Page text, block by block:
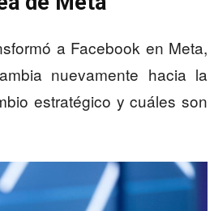
a Facebook en Meta,
nuevamente hacia la
estratégico y cuáles son